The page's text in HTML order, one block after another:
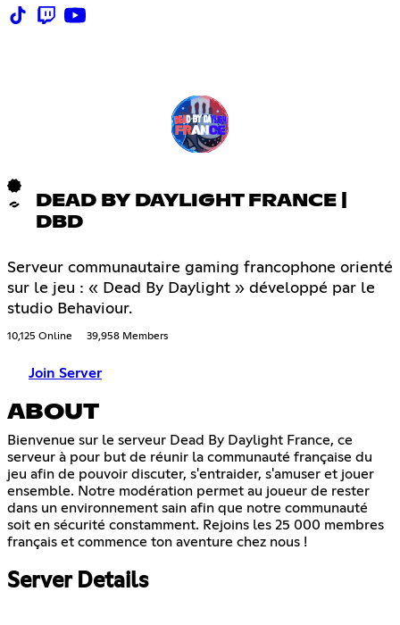
DEAD BY DAYLIGHT FRANCE |
DBD
Serveur communautaire gaming francophone orienté
sur le jeu : « Dead By Daylight » développé par le
studio Behaviour.
10,125 Online 39,958 Members
Join Server
ABOUT
Bienvenue sur le serveur Dead By Daylight France, ce
serveur à pour but de réunir la communauté française du
jeu afin de pouvoir discuter, s'entraider, s'amuser et jouer
ensemble. Notre modération permet au joueur de rester
dans un environnement sain afin que notre communauté
soit en sécurité constamment. Rejoins les 25 000 membres
français et commence ton aventure chez nous !
Server Details